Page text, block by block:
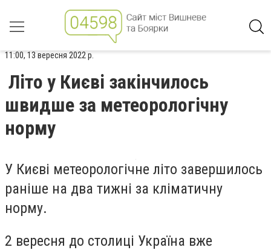
11:00, 13 вересня 2022 р.
Літо у Києві закінчилось
швидше за метеорологічну
норму
У Києві метеорологічне літо завершилось
раніше на два тижні за кліматичну
норму.
2 вересня до столиці Україна вже